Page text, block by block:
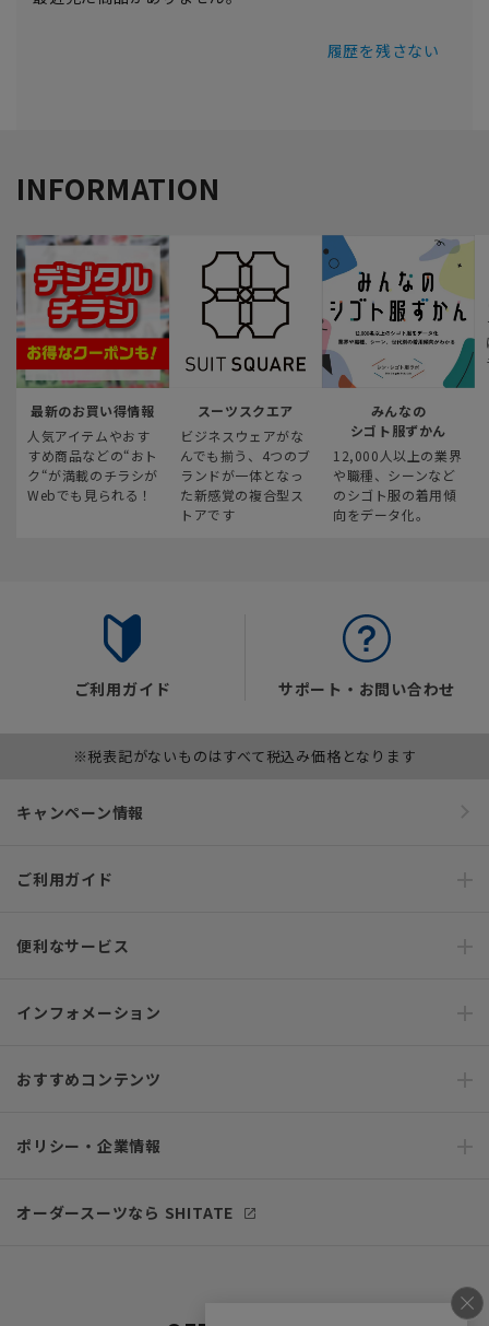
履歴を残さない
INFORMATION
最新のお買い得情報
人気アイテムやおす
すめ商品などの“おト
ク“が満載のチラシが
Webでも見られる！
スーツスクエア
ビジネスウェアがな
んでも揃う、4つのブ
ランドが一体となっ
た新感覚の複合型ス
トアです
みんなの
シゴト服ずかん
12,000人以上の業界
や職種、シーンなど
のシゴト服の着用傾
向をデータ化。
ご利用ガイド サポート・お問い合わせ
※税表記がないものはすべて税込み価格となります
キャンペーン情報
ご利用ガイド
便利なサービス
インフォメーション
おすすめコンテンツ
ポリシー・企業情報
オーダースーツなら SHITATE